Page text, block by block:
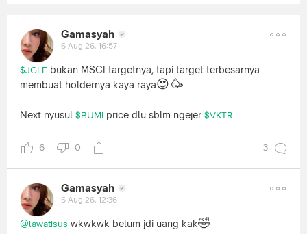
Gamasyah
6 Aug 26, 16:57
$JGLE bukan MSCI targetnya, tapi target terbesarnya
membuat holdernya kaya raya😍 🥳
Next nyusul $BUMI price dlu sblm ngejer $VKTR
6 0 3
Gamasyah
6 Aug 26, 12:36
@lawatisus wkwkwk belum jdi uang kak🤣